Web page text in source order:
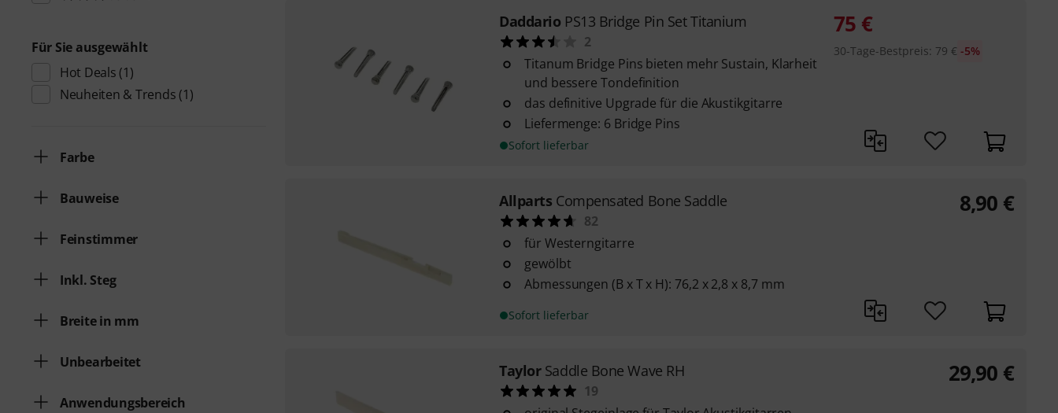
Für Sie ausgewählt
Hot Deals (1)
Neuheiten & Trends (1)
Farbe
Bauweise
Feinstimmer
Inkl. Steg
Breite in mm
Unbearbeitet
Anwendungsbereich
Daddario PS13 Bridge Pin Set Titanium
2
Titanum Bridge Pins bieten mehr Sustain, Klarheit
und bessere Tondefinition
das definitive Upgrade für die Akustikgitarre
Liefermenge: 6 Bridge Pins
Sofort lieferbar
75 €
30-Tage-Bestpreis: 79 € -5%
Allparts Compensated Bone Saddle
82
für Westerngitarre
gewölbt
Abmessungen (B x T x H): 76,2 x 2,8 x 8,7 mm
Sofort lieferbar
8,90 €
Taylor Saddle Bone Wave RH
19
29,90 €